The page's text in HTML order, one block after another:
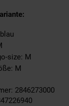
size: M
M
2846273000